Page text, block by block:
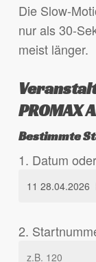
Die Slow-
nur als 30-
meist länger.
PROMAX
Bestimmte
1. Datum
2.